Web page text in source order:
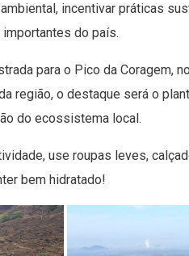
incentivar práticas
do país.
para o Pico da Coragem,
região, o destaque será o
do ecossistema local.
use roupas leves,
bem hidratado!